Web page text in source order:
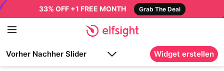
33% OFF +1 FREE MONTH Grab The Deal
Vorher Nachher Slider Widget erstellen